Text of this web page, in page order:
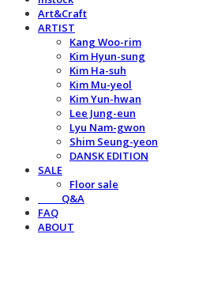
Art&Craft
ARTIST
Kang Woo-rim
Kim Hyun-sung
Kim Ha-suh
Kim Mu-yeol
Kim Yun-hwan
Lee Jung-eun
Lyu Nam-gwon
Shim Seung-yeon
DANSK EDITION
SALE
Floor sale
⠀⠀⠀Q&A
FAQ
ABOUT